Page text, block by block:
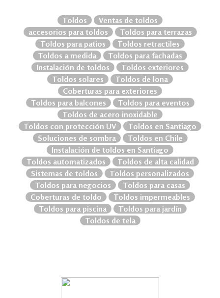
Toldos
Ventas de toldos
accesorios para toldos
Toldos para terrazas
Toldos para patios
Toldos retractiles
Toldos a medida
Toldos para fachadas
Instalación de toldos
Toldos exteriores
Toldos solares
Toldos de lona
Coberturas para exteriores
Toldos para balcones
Toldos para eventos
Toldos de acero inoxidable
Toldos con protección UV
Toldos en Santiago
Soluciones de sombra
Toldos en Chile
Instalación de toldos en Santiago
Toldos automatizados
Toldos de alta calidad
Sistemas de toldos
Toldos personalizados
Toldos para negocios
Toldos para casas
Coberturas de toldo
Toldos impermeables
Toldos para piscina
Toldos para jardín
Toldos de tela